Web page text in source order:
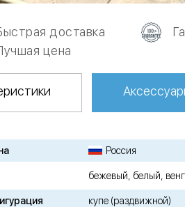
доставка
цена
Россия
бежевый, белый,
купе (раздвижной)